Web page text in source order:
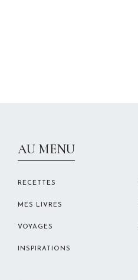
AU MENU
RECETTES
MES LIVRES
VOYAGES
INSPIRATIONS